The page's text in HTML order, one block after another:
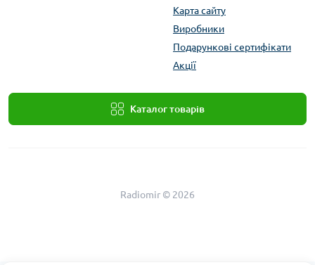
Карта сайту
Виробники
Подарункові сертифікати
Акції
Каталог товарів
Radiomir © 2026